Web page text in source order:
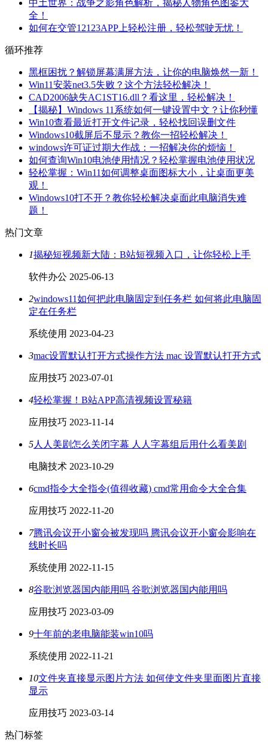
中土世界：战争之影角色解析，揭秘人物角色图鉴大
全！
如何在交管12123APP上轻松注册，轻松驾驶无忧！
循环推荐
黑框困扰？解锁屏幕满屏方法，让你的电脑焕然一新！
Win11安装net3.5失败？这个方法轻松解决！
CAD2006缺失AC1ST16.dll？看这里，轻松解决！
【揭秘】Windows 11系统如何一键设置中文？让你秒懂
Win10查看最近打开文件记录，轻松找回误删文件
Windows10截屏后不显示？教你一招轻松解决！
windows许可证过期大作战：一招解决你的烦恼！
如何查询Win10电池使用情况？轻松掌握电池使用状况
轻松掌握：Win11如何调整桌面图标大小，让桌面更美
观！
Windows10打不开？教你轻松解决桌面此电脑消失难
题！
热门文章
1揭秘短视频新大陆：B站短视频入口，让你轻松上手
软件办公 2025-06-13
2windows11如何把此电脑固定到任务栏 如何将此电脑固
定在任务栏
系统使用 2023-04-23
3mac设置默认打开方式操作方法 mac 设置默认打开方式
应用技巧 2023-07-01
4轻松掌握！B站APP高清视频设置秘籍
应用技巧 2023-11-14
5人人美剧怎么关闭字幕 人人字幕组后用什么看美剧
电脑技术 2023-10-29
6cmd指令大全指令(值得收藏) cmd常用命令大全合集
应用技巧 2022-11-20
7腾讯会议开小窗会被发现吗 腾讯会议开小窗会影响在
线时长吗
系统使用 2022-11-15
8谷歌浏览器国内能用吗 谷歌浏览器国内能用吗
应用技巧 2023-03-09
9十年前的老电脑能装win10吗
系统使用 2022-11-21
10文件夹直接显示图片方法 如何使文件夹里面图片直接
显示
应用技巧 2023-03-14
热门标签